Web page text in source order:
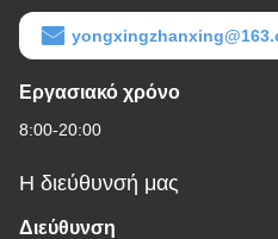
Εργασιακό χρόνο
8:00-20:00
Η διεύθυνσή μας
Διεύθυνση